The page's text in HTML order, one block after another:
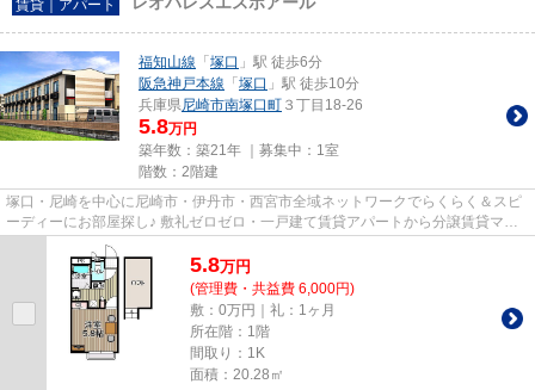
賃貸｜アパート
福知山線 「 塚口 」駅 徒歩6分
阪急神戸本線 「 塚口 」駅 徒歩10分
兵庫県尼崎市南塚口町 ３丁目18-26
5.8万円
築年数：築21年 ｜募集中： 1室
階数：2階建
塚口・尼崎を中心に尼崎市・伊丹市・西宮市全域ネットワークでらくらく＆スピ
ーディーにお部屋探し♪ 敷礼ゼロゼロ・一戸建て賃貸アパートから分譲賃貸マン
ション、保証人不要物件・マ...
5.8万円
(管理費・共益費 6,000円)
敷：0万円｜礼：1ヶ月
所在階：1階
間取り：1K
面積：20.28㎡